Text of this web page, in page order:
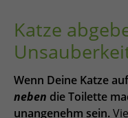
Katze
Wenn Deine Katze
neben die Toilette
unangenehm sein.